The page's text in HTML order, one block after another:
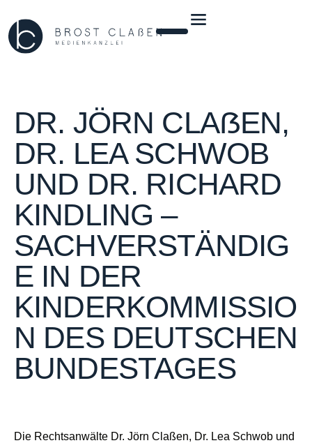
DR. JÖRN CLAẞEN,
DR. LEA SCHWOB
UND DR. RICHARD
KINDLING –
SACHVERSTÄNDIG
E IN DER
KINDERKOMMISSIO
N DES DEUTSCHEN
BUNDESTAGES
Die Rechtsanwälte Dr. Jörn Claßen, Dr. Lea Schwob und